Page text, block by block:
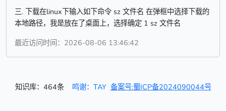
三. 下载在linux下输入如下命令 sz 文件名 在弹框中选择下载的
本地路径，我是放在了桌面上，选择确定 1 sz 文件名
最近访问时间：2026-08-06 13:46:42
知识库：464条 鸣谢：TAY 备案号:蜀ICP备2024090044号